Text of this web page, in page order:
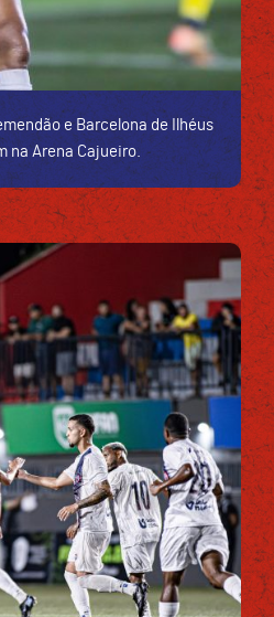
e Barcelona de Ilhéus
na Arena Cajueiro.